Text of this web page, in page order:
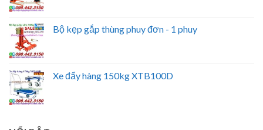
Bộ kẹp gắp thùng phuy đơn - 1 phuy
Xe đẩy hàng 150kg XTB100D